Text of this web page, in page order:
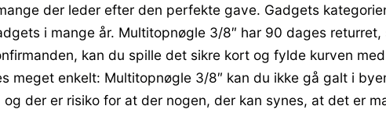
der leder efter den perfekte gave. Gadgets
i mange år. Multitopnøgle 3/8″ har 90 dages
kan du spille det sikre kort og fylde kurven
meget enkelt: Multitopnøgle 3/8″ kan du ikke gå galt i
der er risiko for at der nogen, der kan synes, at det